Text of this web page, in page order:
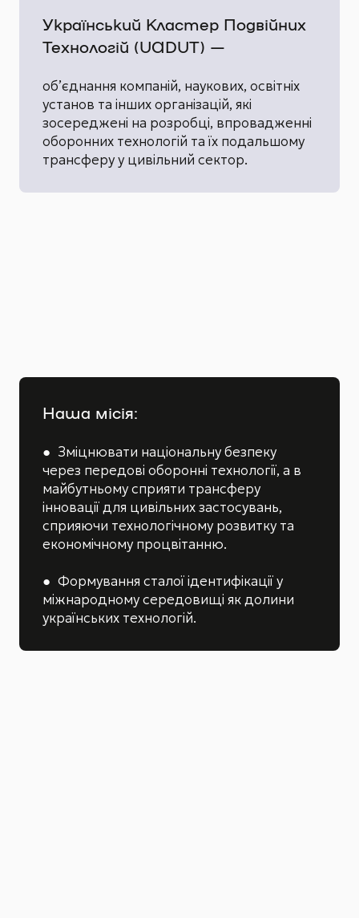
Український Кластер Подвійних
Технологій (UADUT) —
обʼєднання компаній, наукових, освітніх
установ та інших організацій, які
зосереджені на розробці, впровадженні
оборонних технологій та їх подальшому
трансферу у цивільний сектор.
Наша місія:
● Зміцнювати національну безпеку
через передові оборонні технології, а в
майбутньому сприяти трансферу
інновації для цивільних застосувань,
сприяючи технологічному розвитку та
економічному процвітанню.
● Формування сталої ідентифікації у
міжнародному середовищі як долини
українських технологій.